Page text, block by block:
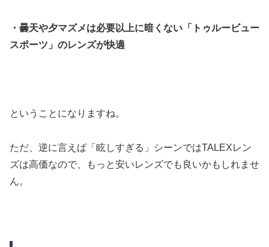
・曇天や夕マズメは必要以上に暗くない「トゥルービュー
スポーツ」のレンズが快適
ということになりますね。
ただ、逆に言えば「眩しすぎる」シーンではTALEXレン
ズは高価なので、もっと安いレンズでも良いかもしれませ
ん。